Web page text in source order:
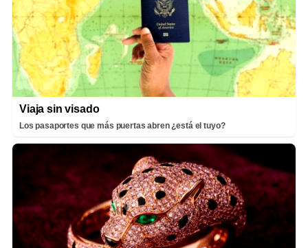
Viaja sin visado
Los pasaportes que más puertas abren ¿está el tuyo?